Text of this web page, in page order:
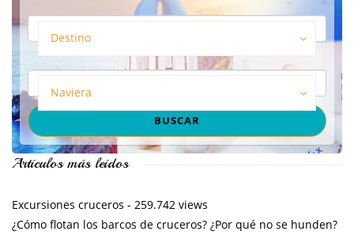
Destino
Naviera
Artículos más leídos
Excursiones cruceros - 259.742 views
¿Cómo flotan los barcos de cruceros? ¿Por qué no se hunden?